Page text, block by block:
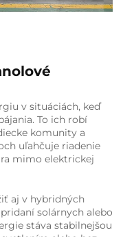
v situáciách, keď
To ich robí
komunity a
uľahčuje riadenie
mimo elektrickej
aj v hybridných
solárnych alebo
stáva stabilnejšou